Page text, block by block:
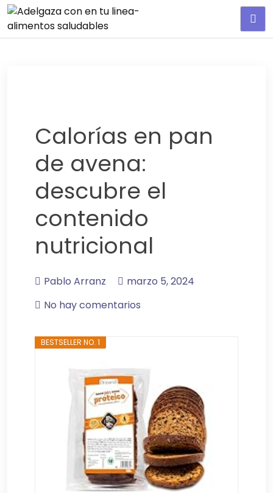
Calorías en pan
de avena:
descubre el
contenido
nutricional
Pablo Arranz
marzo 5, 2024
No hay comentarios
BESTSELLER NO. 1